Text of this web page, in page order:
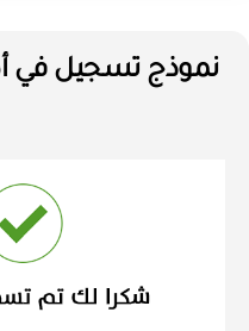
نموذج تسجيل في